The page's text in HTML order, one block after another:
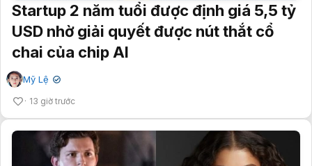
Startup 2 năm tuổi được định giá 5,5 tỷ
USD nhờ giải quyết được nút thắt cổ
chai của chip AI
Mỹ Lệ ✔
13 giờ trước